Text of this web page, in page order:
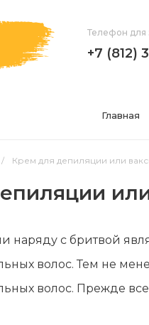
Телефон для
+7 (812)
Главная
Крем для депиляции или
наряду с бритвой
волос. Тем не
волос. Прежде